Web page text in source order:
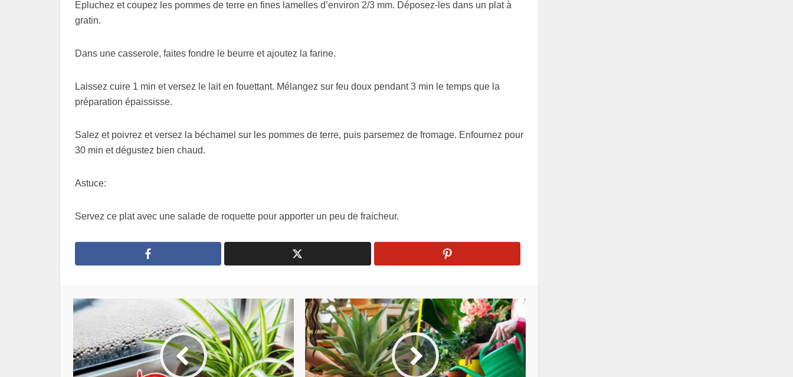
Epluchez et coupez les pommes de terre en fines lamelles d’environ 2/3 mm. Déposez-les dans un plat à
gratin.
Dans une casserole, faites fondre le beurre et ajoutez la farine.
Laissez cuire 1 min et versez le lait en fouettant. Mélangez sur feu doux pendant 3 min le temps que la
préparation épaississe.
Salez et poivrez et versez la béchamel sur les pommes de terre, puis parsemez de fromage. Enfournez pour
30 min et dégustez bien chaud.
Astuce:
Servez ce plat avec une salade de roquette pour apporter un peu de fraicheur.